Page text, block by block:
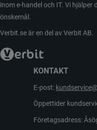
inom e-handel och IT. Vi
önskemål.
Verbit.se är en del av Verbit AB.
KONTAKT
E-post:
Öppettider
Företagsadress: